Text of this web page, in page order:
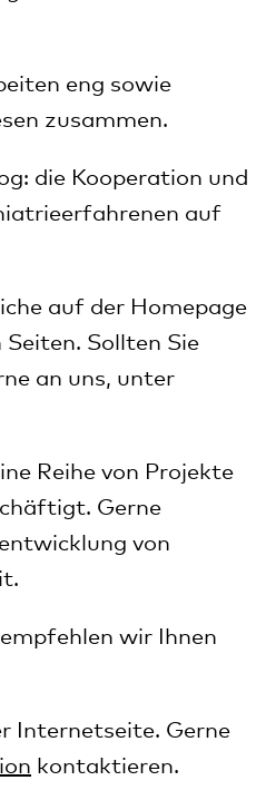
eng sowie
zusammen.
die Kooperation und
auf
auf der Homepage
Sollten Sie
an uns, unter
Reihe von Projekte
Gerne
von
wir Ihnen
Internetseite. Gerne
kontaktieren.